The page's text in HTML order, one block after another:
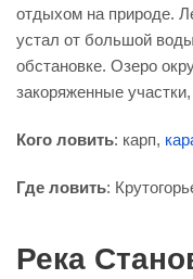
отдыхом на природе.
устал от большой
обстановке. Озеро
закоряженные
Кого ловить: карп,
Где ловить:
Река